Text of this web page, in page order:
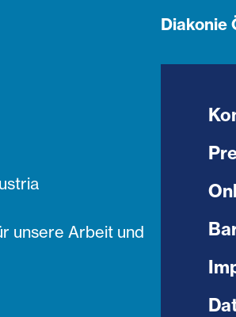
unsere Arbeit und
Diakonie